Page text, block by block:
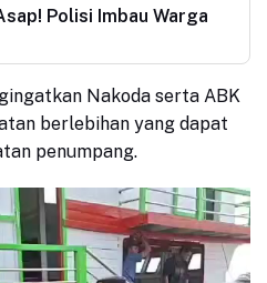
Polisi Imbau Warga
Nakoda serta ABK
berlebihan yang dapat
penumpang.